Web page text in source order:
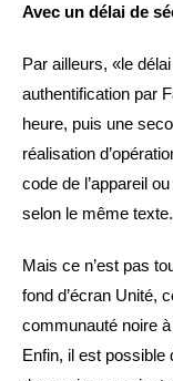
Avec un délai de
Par ailleurs, «le
authentification par
heure, puis une
réalisation
code de l’appareil
selon le même texte.
Mais ce n’est pas
fond d’écran Unité,
communauté noire
Enfin, il est possible